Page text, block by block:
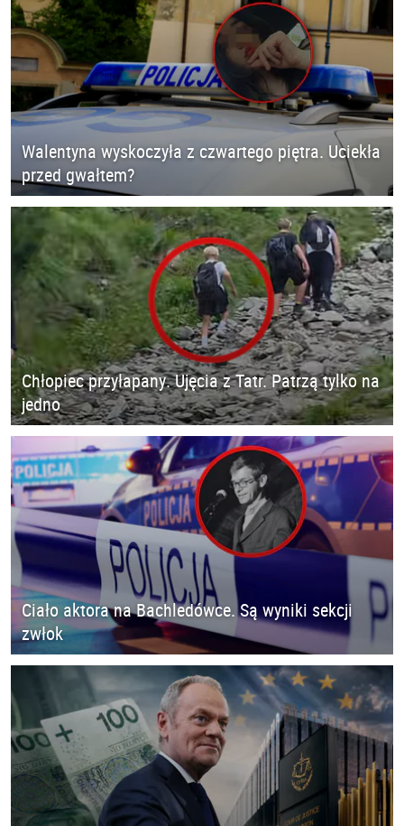
Walentyna wyskoczyła z czwartego piętra. Uciekła
przed gwałtem?
Chłopiec przyłapany. Ujęcia z Tatr. Patrzą tylko na
jedno
Ciało aktora na Bachledówce. Są wyniki sekcji
zwłok